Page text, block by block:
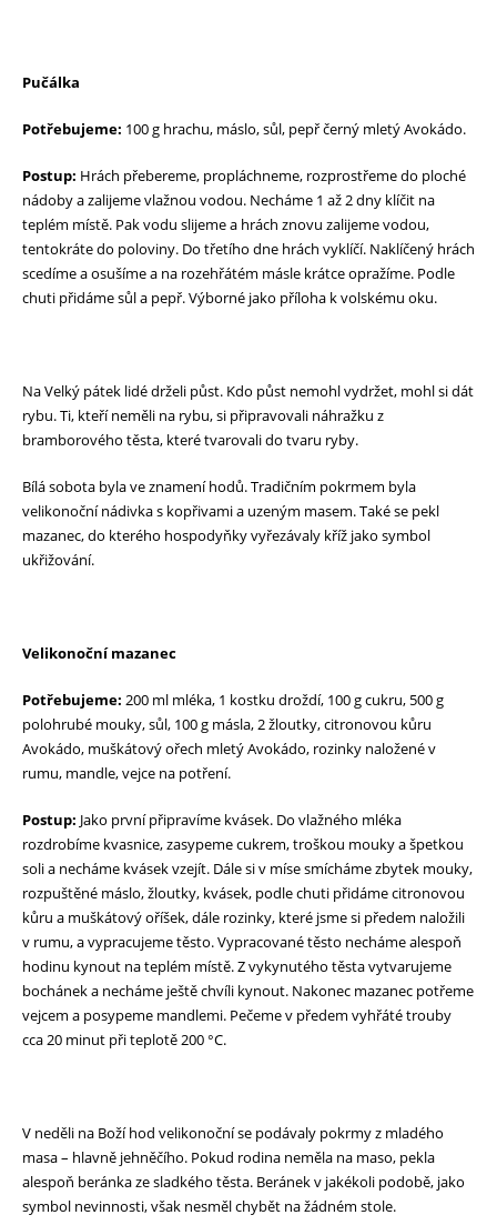
Pučálka
Potřebujeme: 100 g hrachu, máslo, sůl, pepř černý mletý Avokádo.
Postup: Hrách přebereme, propláchneme, rozprostřeme do ploché
nádoby a zalijeme vlažnou vodou. Necháme 1 až 2 dny klíčit na
teplém místě. Pak vodu slijeme a hrách znovu zalijeme vodou,
tentokráte do poloviny. Do třetího dne hrách vyklíčí. Naklíčený hrách
scedíme a osušíme a na rozehřátém másle krátce opražíme. Podle
chuti přidáme sůl a pepř. Výborné jako příloha k volskému oku.
Na Velký pátek lidé drželi půst. Kdo půst nemohl vydržet, mohl si dát
rybu. Ti, kteří neměli na rybu, si připravovali náhražku z
bramborového těsta, které tvarovali do tvaru ryby.
Bílá sobota byla ve znamení hodů. Tradičním pokrmem byla
velikonoční nádivka s kopřivami a uzeným masem. Také se pekl
mazanec, do kterého hospodyňky vyřezávaly kříž jako symbol
ukřižování.
Velikonoční mazanec
Potřebujeme: 200 ml mléka, 1 kostku droždí, 100 g cukru, 500 g
polohrubé mouky, sůl, 100 g másla, 2 žloutky, citronovou kůru
Avokádo, muškátový ořech mletý Avokádo, rozinky naložené v
rumu, mandle, vejce na potření.
Postup: Jako první připravíme kvásek. Do vlažného mléka
rozdrobíme kvasnice, zasypeme cukrem, troškou mouky a špetkou
soli a necháme kvásek vzejít. Dále si v míse smícháme zbytek mouky,
rozpuštěné máslo, žloutky, kvásek, podle chuti přidáme citronovou
kůru a muškátový oříšek, dále rozinky, které jsme si předem naložili
v rumu, a vypracujeme těsto. Vypracované těsto necháme alespoň
hodinu kynout na teplém místě. Z vykynutého těsta vytvarujeme
bochánek a necháme ještě chvíli kynout. Nakonec mazanec potřeme
vejcem a posypeme mandlemi. Pečeme v předem vyhřáté trouby
cca 20 minut při teplotě 200 °C.
V neděli na Boží hod velikonoční se podávaly pokrmy z mladého
masa – hlavně jehněčího. Pokud rodina neměla na maso, pekla
alespoň beránka ze sladkého těsta. Beránek v jakékoli podobě, jako
symbol nevinnosti, však nesměl chybět na žádném stole.